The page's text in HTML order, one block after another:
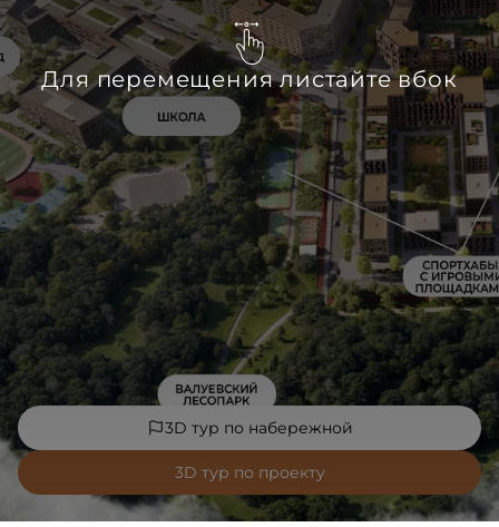
3D тур по проекту
3D тур по набережной
Для перемещения листайте вбок